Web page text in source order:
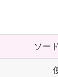
ソー